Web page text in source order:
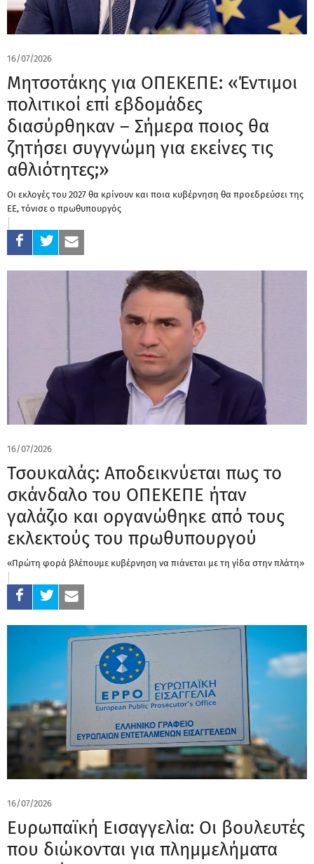
16/07/2026
Μητσοτάκης για ΟΠΕΚΕΠΕ: «Έντιμοι
πολιτικοί επί εβδομάδες
διασύρθηκαν – Σήμερα ποιος θα
ζητήσει συγγνώμη για εκείνες τις
αθλιότητες;»
Οι εκλογές του 2027 θα κρίνουν και ποια κυβέρνηση θα προεδρεύσει της
ΕΕ, τόνισε ο πρωθυπουργός
16/07/2026
Τσουκαλάς: Αποδεικνύεται πως το
σκάνδαλο του ΟΠΕΚΕΠΕ ήταν
γαλάζιο και οργανώθηκε από τους
εκλεκτούς του πρωθυπουργού
«Πρώτη φορά βλέπουμε κυβέρνηση να πιάνεται με τη γίδα στην πλάτη»
16/07/2026
Eυρωπαϊκή Εισαγγελία: Οι βουλευτές
που διώκονται για πλημμελήματα